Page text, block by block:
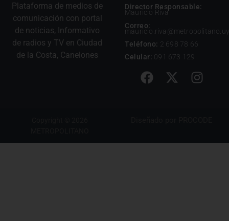
Plataforma de medios de
comunicación con portal
de noticias, Informativo
de radios y TV en Ciudad
de la Costa, Canelones
Director Responsable:
Mauricio Riva
Correo:
mauricio.riva@metropolitano.uy
Teléfono: 2 698 78 66
Celular: 091 673 129